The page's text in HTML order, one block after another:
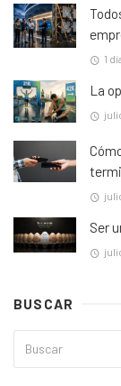
1
La
Ser
BUSCAR